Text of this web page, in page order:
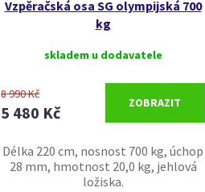
Vzpěračská osa SG olympijská 700
kg
skladem u dodavatele
8 990 Kč
5 480 Kč
ZOBRAZIT
Délka 220 cm, nosnost 700 kg, úchop
28 mm, hmotnost 20,0 kg, jehlová
ložiska.